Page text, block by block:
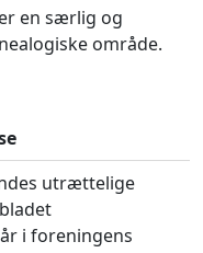
en særlig og
område.
utrættelige
i foreningens